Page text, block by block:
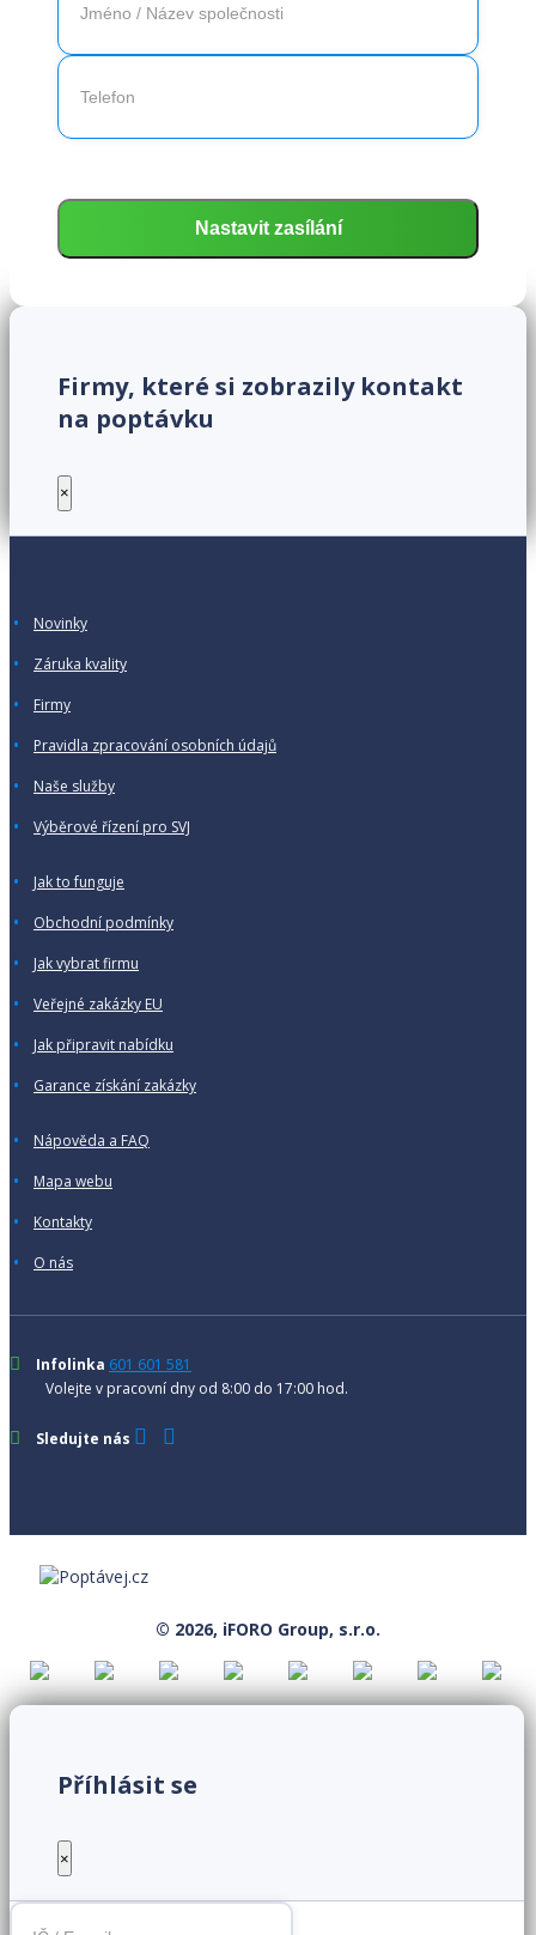
Firmy, které si zobrazily kontakt
na poptávku
×
Novinky
Záruka kvality
Firmy
Pravidla zpracování osobních údajů
Naše služby
Výběrové řízení pro SVJ
Jak to funguje
Obchodní podmínky
Jak vybrat firmu
Veřejné zakázky EU
Jak připravit nabídku
Garance získání zakázky
Nápověda a FAQ
Mapa webu
Kontakty
O nás
Infolinka 601 601 581
Volejte v pracovní dny od 8:00 do 17:00 hod.
Sledujte nás
© 2026, iFORO Group, s.r.o.
Příhlásit se
×